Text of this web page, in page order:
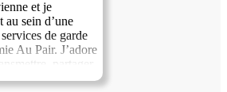
et je
au sein d’une
de garde
Au Pair. J’adore
partager
jeunes avec